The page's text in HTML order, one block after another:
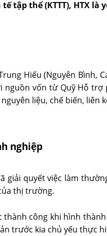
tập thể (KTTT), HTX
Hiếu (Nguyên
vốn từ Quỹ Hỗ trợ
liệu, chế biến, liên
nghiệp
giải quyết việc làm
thị trường.
công khi hình
trước kia chủ yếu thực